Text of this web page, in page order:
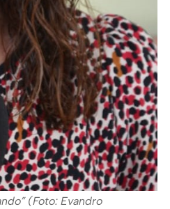
(Foto: Evandro